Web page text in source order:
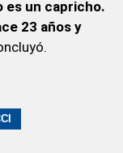
es un capricho.
23 años y